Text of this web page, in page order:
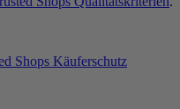
Shops Käuferschutz